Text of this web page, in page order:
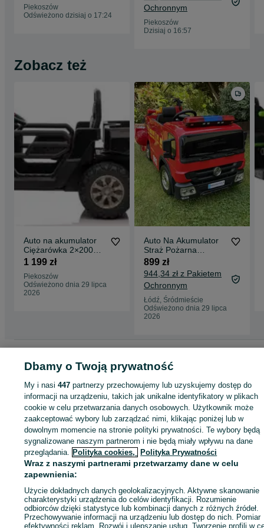
Instrukcja + komplet bezpieczników,
Pilot,
Specyfikacja
Marka inna
Liczba silników 1
Moc silnika 12000RPM
Liczba akumulatorów 1
Pojemność akumulatorów 12V/10Ah
Biegi przód, tył
Liczba miejsc 1
kogut strażacki
Światła
kogut strażacki
Przycisk bezpieczeństwa STOP
Pasy bezpieczeństwa
Wolny START
Otwierane drzwi
Kolor czerwony
Wyposażenie dodatkowe
Piekoszów
Odświeżono dzisiaj o 17:24
Ochronnym
Piekoszów
Dzisiaj o 16:57
Zobacz też
Auto na akumulator
Ciężarówka 2×200
Watt 24 Volt Koła EVA
1 199 zł
Piekoszów
Odświeżono dnia 29 lipca
2026
Auto Na Akumulator
Straż Pożarna
Akumulator 12V 10Ah
Czerwony Samochód
elektryczny dla dzieci
PILOT
899 zł
944,34 zł z Pakietem
Ochronnym
Łódź, Śródmieście
Odświeżono dnia 29 lipca
2026
elektryczne - Świętokrzyskie
Pojazdy elektryczne - Piekoszów
KATEGORIA
ID:1010179227 Wyświetlenia:
Kup
Dbamy o Twoją prywatność
My i nasi447 partnerzy przechowujemy lub uzyskujemy dostęp do
informacji na urządzeniu, takich jak unikalne identyfikatory w plikach
cookie w celu przetwarzania danych osobowych. Użytkownik może
zaakceptować wybory lub zarządzać nimi, klikając poniżej lub w
dowolnym momencie na stronie polityki prywatności. Te wybory będą
sygnalizowane naszym partnerom i nie będą miały wpływu na dane
przeglądania. Polityka cookies, Polityka Prywatności
Wraz z naszymi partnerami przetwarzamy dane w celu
zapewnienia:
Użycie dokładnych danych geolokalizacyjnych. Aktywne skanowanie
charakterystyki urządzenia do celów identyfikacji. Rozumienie
odbiorców dzięki statystyce lub kombinacji danych z różnych źródeł.
Przechowywanie informacji na urządzeniu lub dostęp do nich. Pomiar
efektywności reklam. Rozwój i ulepszanie usług. Tworzenie profili w